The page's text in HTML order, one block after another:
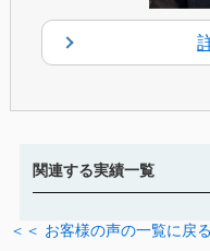
関連する実績一覧
＜＜ お客様の声の一覧に戻る